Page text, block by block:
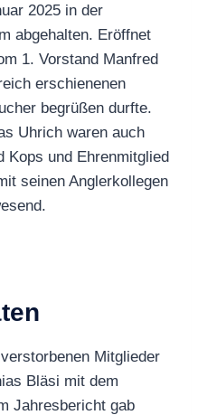
2025 in der
abgehalten. Eröffnet
1. Vorstand Manfred
erschienenen
begrüßen durfte.
Uhrich waren auch
Kops und Ehrenmitglied
seinen Anglerkollegen
Mitglieder
Bläsi mit dem
Jahresbericht gab